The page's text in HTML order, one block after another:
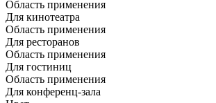
Область применения
Для кинотеатра
Область применения
Для ресторанов
Область применения
Для гостиниц
Область применения
Для конференц-зала